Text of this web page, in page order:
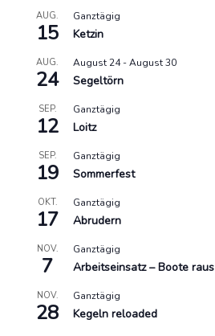
AUG.
15
Ganztägig
Ketzin
AUG.
24
August 24-August 30
Segeltörn
SEP.
12
Ganztägig
Loitz
SEP.
19
Ganztägig
Sommerfest
OKT.
17
Ganztägig
Abrudern
NOV.
7
Ganztägig
Arbeitseinsatz – Boote raus
NOV.
28
Ganztägig
Kegeln reloaded